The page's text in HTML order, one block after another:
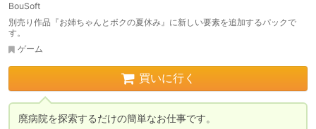
BouSoft
別売り作品『お姉ちゃんとボクの夏休み』に新しい要素を追加するパックで
す。
ゲーム
買いに行く
廃病院を探索するだけの簡単なお仕事です。